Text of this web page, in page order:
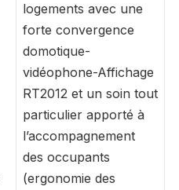
logements avec une
forte convergence
domotique-
vidéophone-Affichage
RT2012 et un soin tout
particulier apporté à
l’accompagnement
des occupants
(ergonomie des